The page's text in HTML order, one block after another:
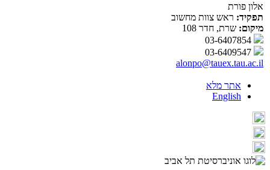
אלון פורת
תפקיד: ראש צוות מחשוב
מיקום: שרת, חדר 108
alonpo@tauex.tau.ac.il
אתר מלא
English